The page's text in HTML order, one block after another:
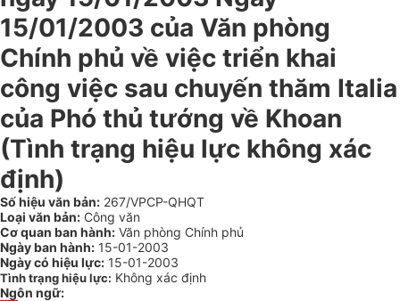
15/01/2003 của Văn phòng
Chính phủ về việc triển khai
công việc sau chuyến thăm Italia
của Phó thủ tướng về Khoan
(Tình trạng hiệu lực không xác
định)
Số hiệu văn bản: 267/VPCP-QHQT
Loại văn bản: Công văn
Cơ quan ban hành: Văn phòng Chính phủ
Ngày ban hành: 15-01-2003
Ngày có hiệu lực: 15-01-2003
Tình trạng hiệu lực: Không xác định
Ngôn ngữ: